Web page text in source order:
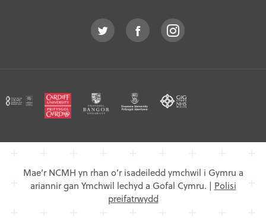
Mae’r NCMH yn rhan o’r isadeiledd ymchwil i Gymru a
ariannir gan Ymchwil lechyd a Gofal Cymru. | Polisi
preifatrwydd